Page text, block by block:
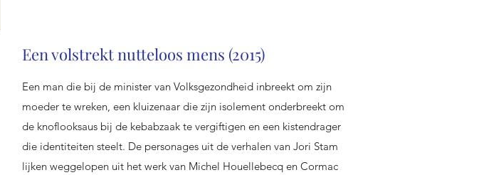
Een volstrekt nutteloos mens (2015)
Een man die bij de minister van Volksgezondheid inbreekt om zijn
moeder te wreken, een kluizenaar die zijn isolement onderbreekt om
de knoflooksaus bij de kebabzaak te vergiftigen en een kistendrager
die identiteiten steelt. De personages uit de verhalen van Jori Stam
lijken weggelopen uit het werk van Michel Houellebecq en Cormac